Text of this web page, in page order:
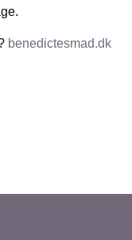
benedictesmad.dk